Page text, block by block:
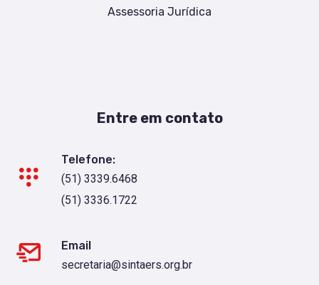
Assessoria Jurídica
Entre em contato
Telefone:
(51) 3339.6468
(51) 3336.1722
Email
secretaria@sintaers.org.br